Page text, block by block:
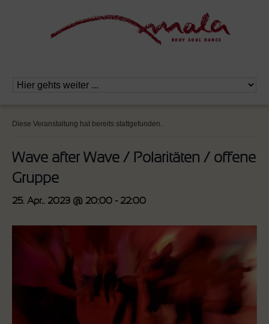
Diese Veranstaltung hat bereits stattgefunden.
Wave after Wave / Polaritäten / offene
Gruppe
25. Apr.. 2023 @ 20:00 - 22:00